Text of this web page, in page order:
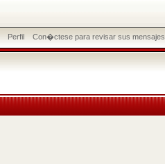
Perfil Con�ctese para revisar sus mensajes